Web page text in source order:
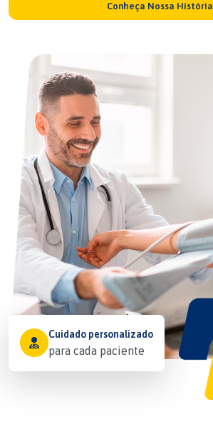
Conheça Nossa História
Cuidado personalizado
para cada paciente